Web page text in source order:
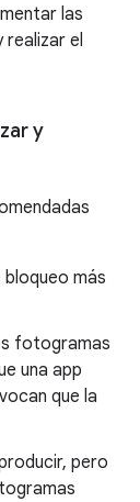
las
el
y
más
fotogramas
una app
que la
pero